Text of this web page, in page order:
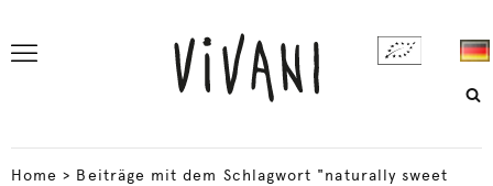
Home > Beiträge mit dem Schlagwort "naturally sweet